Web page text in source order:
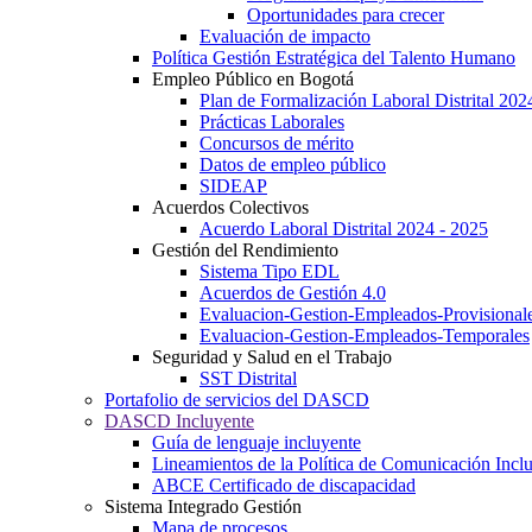
Oportunidades para crecer
Evaluación de impacto
Política Gestión Estratégica del Talento Humano
Empleo Público en Bogotá
Plan de Formalización Laboral Distrital
Prácticas Laborales
Concursos de mérito
Datos de empleo público
SIDEAP
Acuerdos Colectivos
Acuerdo Laboral Distrital 2024 - 2025
Gestión del Rendimiento
Sistema Tipo EDL
Acuerdos de Gestión 4.0
Evaluacion-Gestion-Empleados-
Evaluacion-Gestion-Empleados-Temporales
Seguridad y Salud en el Trabajo
SST Distrital
Portafolio de servicios del DASCD
DASCD Incluyente
Guía de lenguaje incluyente
Lineamientos de la Política de Comunicación
ABCE Certificado de discapacidad
Sistema Integrado Gestión
Mapa de procesos